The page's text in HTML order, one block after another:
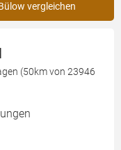
vergleichen
(50km von 23946